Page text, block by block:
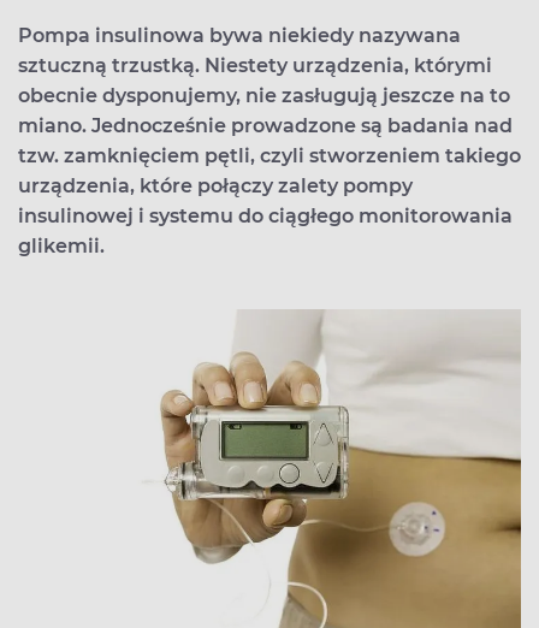
Pompa insulinowa bywa niekiedy nazywana
sztuczną trzustką. Niestety urządzenia, którymi
obecnie dysponujemy, nie zasługują jeszcze na to
miano. Jednocześnie prowadzone są badania nad
tzw. zamknięciem pętli, czyli stworzeniem takiego
urządzenia, które połączy zalety pompy
insulinowej i systemu do ciągłego monitorowania
glikemii.